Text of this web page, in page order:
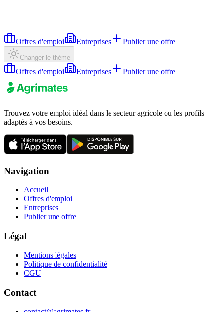
Offres d'emploi Entreprises Publier une offre
Changer le thème
Offres d'emploi Entreprises Publier une offre
Trouvez votre emploi idéal dans le secteur agricole ou les profils
adaptés à vos besoins.
Navigation
Accueil
Offres d'emploi
Entreprises
Publier une offre
Légal
Mentions légales
Politique de confidentialité
CGU
Contact